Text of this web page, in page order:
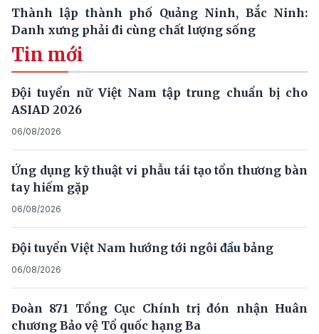
Thành lập thành phố Quảng Ninh, Bắc Ninh:
Danh xưng phải đi cùng chất lượng sống
Tin mới
Đội tuyển nữ Việt Nam tập trung chuẩn bị cho
ASIAD 2026
06/08/2026
Ứng dụng kỹ thuật vi phẫu tái tạo tổn thương bàn
tay hiếm gặp
06/08/2026
Đội tuyển Việt Nam hướng tới ngôi đầu bảng
06/08/2026
Đoàn 871 Tổng Cục Chính trị đón nhận Huân
chương Bảo vệ Tổ quốc hạng Ba